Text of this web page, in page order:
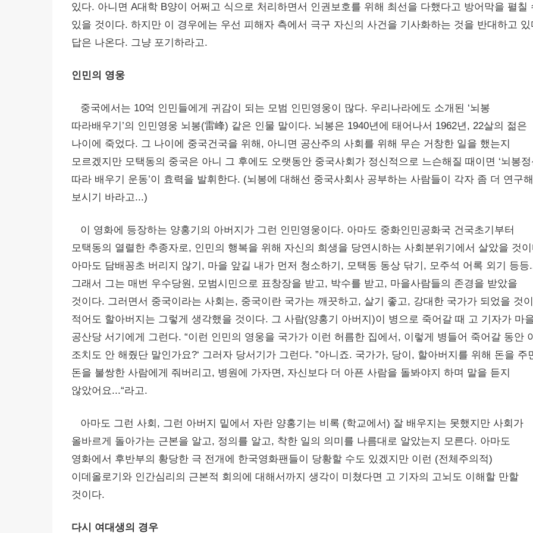
있다. 아니면 A대학 B양이 어쩌고 식으로 처리하면서 인권보호를 위해 최선을 다했다고 방어막을 펼칠
있을 것이다. 하지만 이 경우에는 우선 피해자 측에서 극구 자신의 사건을 기사화하는 것을 반대하고 있
답은 나온다. 그냥 포기하라고.
인민의 영웅
중국에서는 10억 인민들에게 귀감이 되는 모범 인민영웅이 많다. 우리나라에도 소개된 ‘뇌봉
따라배우기’의 인민영웅 뇌봉(雷峰) 같은 인물 말이다. 뇌봉은 1940년에 태어나서 1962년, 22살의 젊은
나이에 죽었다. 그 나이에 중국건국을 위해, 아니면 공산주의 사회를 위해 무슨 거창한 일을 했는지
모르겠지만 모택동의 중국은 아니 그 후에도 오랫동안 중국사회가 정신적으로 느슨해질 때이면 ‘뇌봉정
따라 배우기 운동’이 효력을 발휘한다. (뇌봉에 대해선 중국사회사 공부하는 사람들이 각자 좀 더 연구해
보시기 바라고...)
이 영화에 등장하는 양홍기의 아버지가 그런 인민영웅이다. 아마도 중화인민공화국 건국초기부터
모택동의 열렬한 추종자로, 인민의 행복을 위해 자신의 희생을 당연시하는 사회분위기에서 살았을 것
아마도 담배꽁초 버리지 않기, 마을 앞길 내가 먼저 청소하기, 모택동 동상 닦기, 모주석 어록 외기 등등
그래서 그는 매번 우수당원, 모범시민으로 표창장을 받고, 박수를 받고, 마을사람들의 존경을 받았을
것이다. 그러면서 중국이라는 사회는, 중국이란 국가는 깨끗하고, 살기 좋고, 강대한 국가가 되었을 것
적어도 할아버지는 그렇게 생각했을 것이다. 그 사람(양홍기 아버지)이 병으로 죽어갈 때 고 기자가 마
공산당 서기에게 그런다. “이런 인민의 영웅을 국가가 이런 허름한 집에서, 이렇게 병들어 죽어갈 동안
조치도 안 해줬단 말인가요?‘ 그러자 당서기가 그런다. ”아니죠. 국가가, 당이, 할아버지를 위해 돈을 주
돈을 불쌍한 사람에게 줘버리고, 병원에 가자면, 자신보다 더 아픈 사람을 돌봐야지 하며 말을 듣지
않았어요...“라고.
아마도 그런 사회, 그런 아버지 밑에서 자란 양홍기는 비록 (학교에서) 잘 배우지는 못했지만 사회가
올바르게 돌아가는 근본을 알고, 정의를 알고, 착한 일의 의미를 나름대로 알았는지 모른다. 아마도
영화에서 후반부의 황당한 극 전개에 한국영화팬들이 당황할 수도 있겠지만 이런 (전체주의적)
이데올로기와 인간심리의 근본적 회의에 대해서까지 생각이 미쳤다면 고 기자의 고뇌도 이해할 만할
것이다.
다시 여대생의 경우